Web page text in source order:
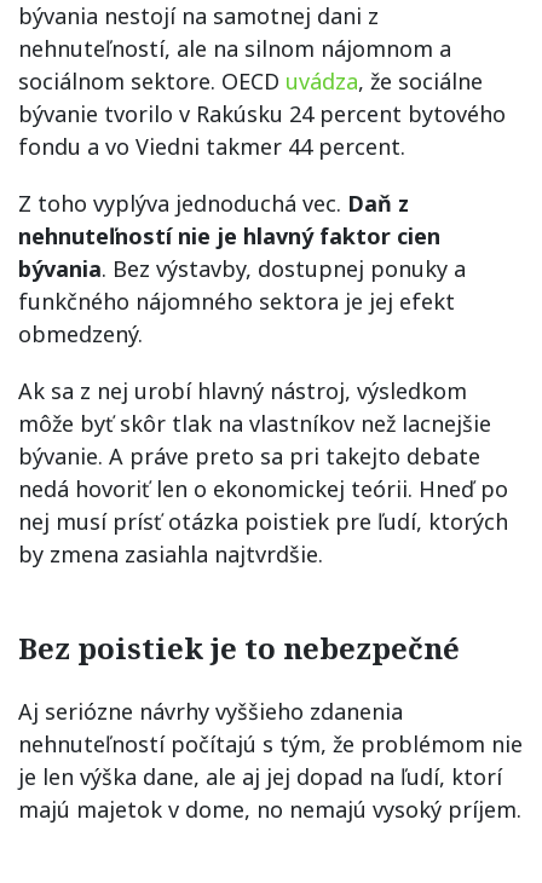
bývania nestojí na samotnej dani z
nehnuteľností, ale na silnom nájomnom a
sociálnom sektore. OECD uvádza, že sociálne
bývanie tvorilo v Rakúsku 24 percent bytového
fondu a vo Viedni takmer 44 percent.
Z toho vyplýva jednoduchá vec. Daň z
nehnuteľností nie je hlavný faktor cien
bývania. Bez výstavby, dostupnej ponuky a
funkčného nájomného sektora je jej efekt
obmedzený.
Ak sa z nej urobí hlavný nástroj, výsledkom
môže byť skôr tlak na vlastníkov než lacnejšie
bývanie. A práve preto sa pri takejto debate
nedá hovoriť len o ekonomickej teórii. Hneď po
nej musí prísť otázka poistiek pre ľudí, ktorých
by zmena zasiahla najtvrdšie.
Bez poistiek je to nebezpečné
Aj seriózne návrhy vyššieho zdanenia
nehnuteľností počítajú s tým, že problémom nie
je len výška dane, ale aj jej dopad na ľudí, ktorí
majú majetok v dome, no nemajú vysoký príjem.